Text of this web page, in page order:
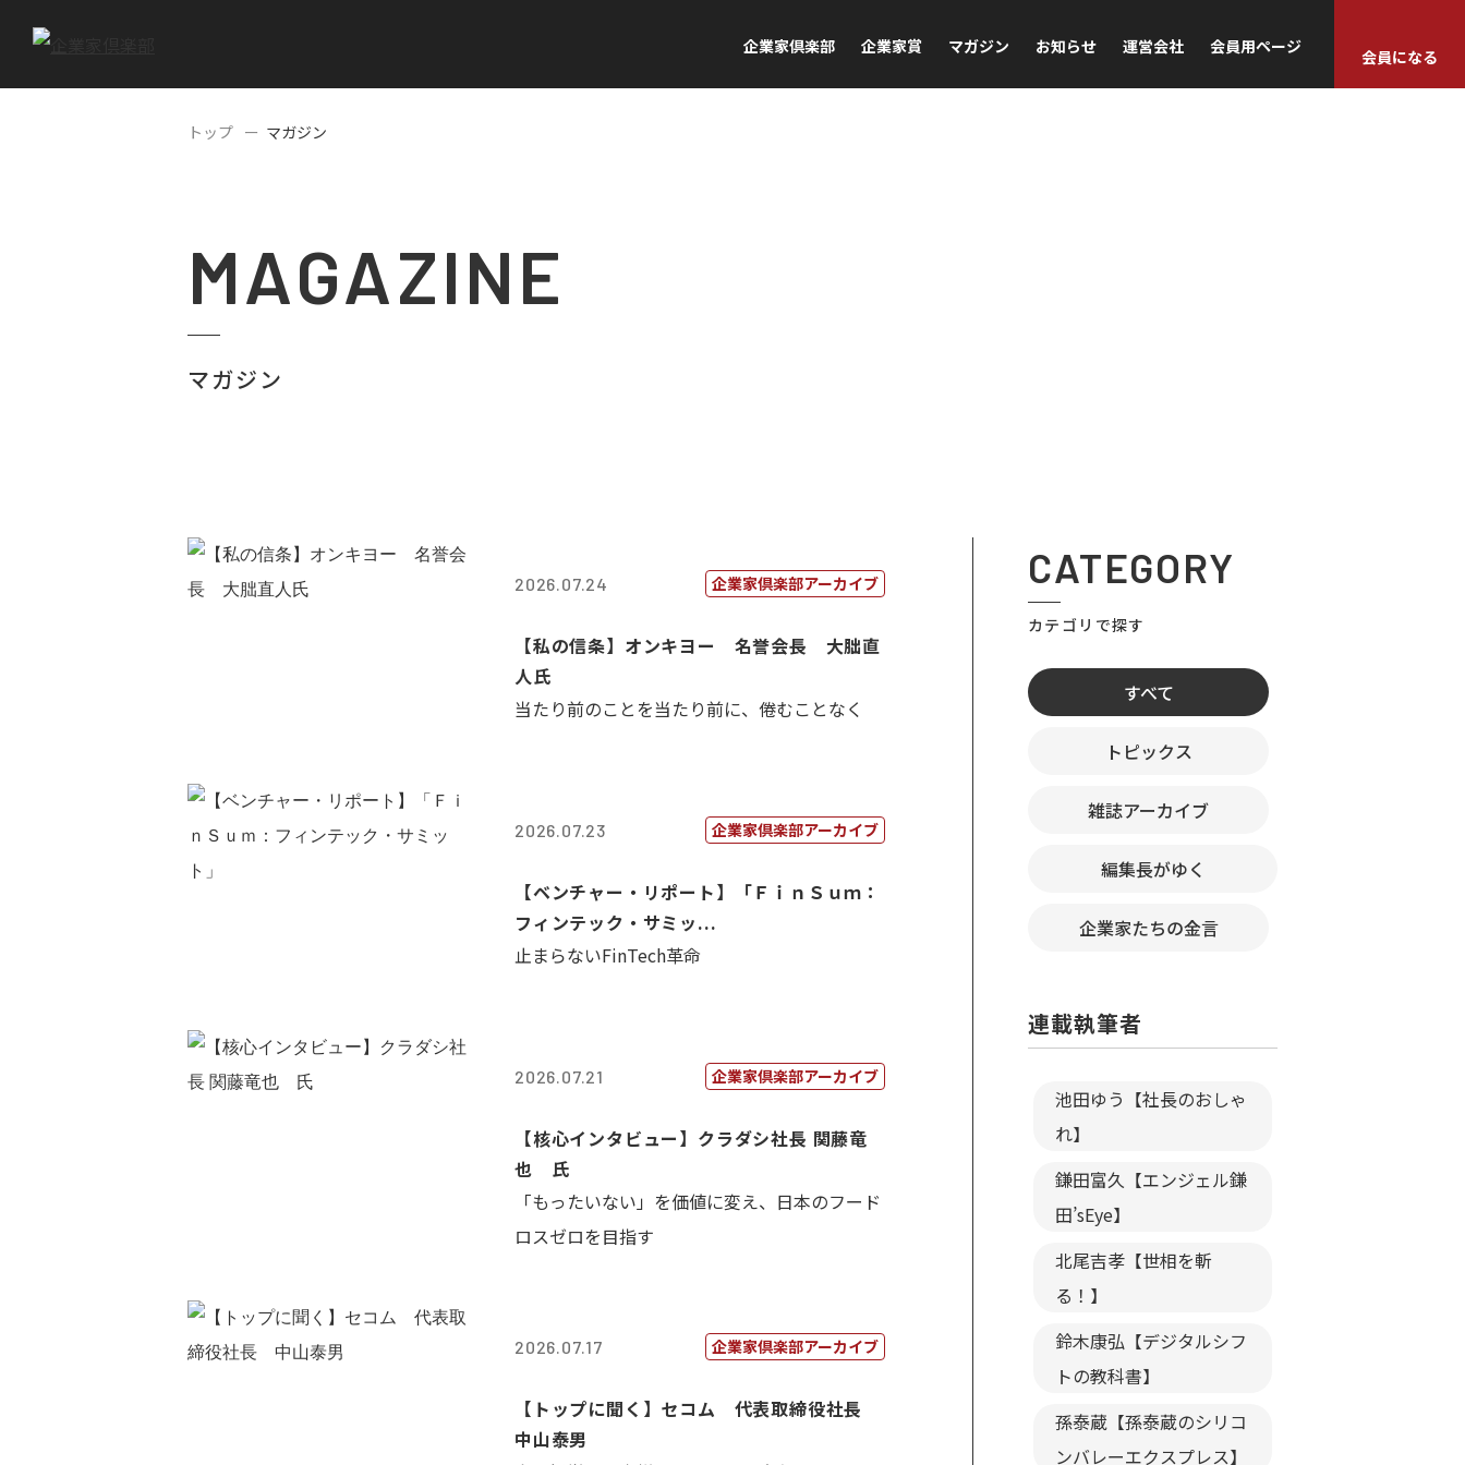
企業家倶楽部 企業家賞 マガジン お知らせ 運営会社 会員用ページ
会員になる
トップ マガジン
MAGAZINE
マガジン
2026.07.24 企業家倶楽部アーカイブ
【私の信条】オンキヨー 名誉会長 大朏直
人氏
当たり前のことを当たり前に、倦むことなく
2026.07.23 企業家倶楽部アーカイブ
【ベンチャー・リポート】「ＦｉｎＳｕｍ：
フィンテック・サミッ...
止まらないFinTech革命
2026.07.21 企業家倶楽部アーカイブ
【核心インタビュー】クラダシ社長 関藤竜
也 氏
「もったいない」を価値に変え、日本のフード
ロスゼロを目指す
2026.07.17 企業家倶楽部アーカイブ
【トップに聞く】セコム 代表取締役社長
中山泰男
CATEGORY
カテゴリで探す
すべて
トピックス
雑誌アーカイブ
編集長がゆく
企業家たちの金言
連載執筆者
池田ゆう【社長のおしゃ
れ】
鎌田富久【エンジェル鎌
田’sEye】
北尾吉孝【世相を斬
る！】
鈴木康弘【デジタルシフ
トの教科書】
孫泰蔵【孫泰蔵のシリコ
ンバレーエクスプレス】